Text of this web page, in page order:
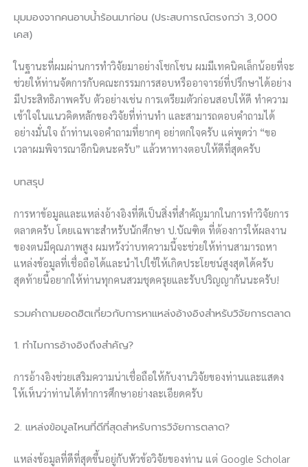
มุมมองจากคนอาบน้ำร้อนมาก่อน (ประสบการณ์ตรงกว่า 3,000
เคส)
ในฐานะที่ผมผ่านการทำวิจัยมาอย่างโชกโชน ผมมีเทคนิคเล็กน้อยที่จะ
ช่วยให้ท่านจัดการกับคณะกรรมการสอบหรืออาจารย์ที่ปรึกษาได้อย่าง
มีประสิทธิภาพครับ ตัวอย่างเช่น การเตรียมตัวก่อนสอบให้ดี ทำความ
เข้าใจในแนวคิดหลักของวิจัยที่ท่านทำ และสามารถตอบคำถามได้
อย่างมั่นใจ ถ้าท่านเจอคำถามที่ยากๆ อย่าตกใจครับ แค่พูดว่า “ขอ
เวลาผมพิจารณาอีกนิดนะครับ” แล้วหาทางตอบให้ดีที่สุดครับ
บทสรุป
การหาข้อมูลและแหล่งอ้างอิงที่ดีเป็นสิ่งที่สำคัญมากในการทำวิจัยการ
ตลาดครับ โดยเฉพาะสำหรับนักศึกษา ป.บัณฑิต ที่ต้องการให้ผลงาน
ของตนมีคุณภาพสูง ผมหวังว่าบทความนี้จะช่วยให้ท่านสามารถหา
แหล่งข้อมูลที่เชื่อถือได้และนำไปใช้ให้เกิดประโยชน์สูงสุดได้ครับ
สุดท้ายนี้อยากให้ท่านทุกคนสวมชุดครุยและรับปริญญากันนะครับ!
รวมคำถามยอดฮิตเกี่ยวกับการหาแหล่งอ้างอิงสำหรับวิจัยการตลาด
1. ทำไมการอ้างอิงถึงสำคัญ?
การอ้างอิงช่วยเสริมความน่าเชื่อถือให้กับงานวิจัยของท่านและแสดง
ให้เห็นว่าท่านได้ทำการศึกษาอย่างละเอียดครับ
2. แหล่งข้อมูลไหนที่ดีที่สุดสำหรับการวิจัยการตลาด?
แหล่งข้อมูลที่ดีที่สุดขึ้นอยู่กับหัวข้อวิจัยของท่าน แต่ Google Scholar